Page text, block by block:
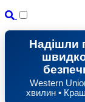
Надішли
Western
хвилин •